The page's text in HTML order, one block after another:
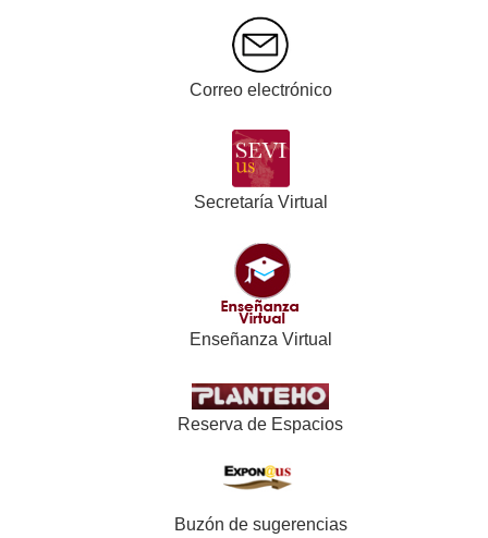
Correo electrónico
Secretaría Virtual
Enseñanza Virtual
Reserva de Espacios
Buzón de sugerencias